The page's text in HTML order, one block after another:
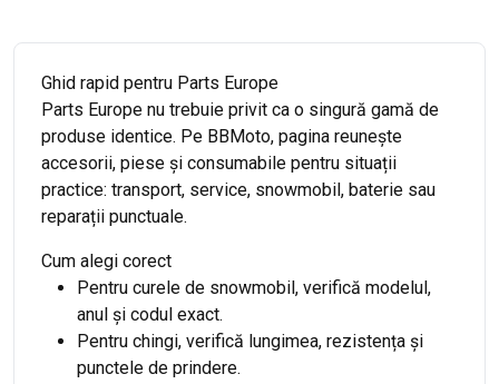
Ghid rapid pentru Parts Europe
Parts Europe nu trebuie privit ca o singură gamă de
produse identice. Pe BBMoto, pagina reunește
accesorii, piese și consumabile pentru situații
practice: transport, service, snowmobil, baterie sau
reparații punctuale.
Cum alegi corect
Pentru curele de snowmobil, verifică modelul,
anul și codul exact.
Pentru chingi, verifică lungimea, rezistența și
punctele de prindere.